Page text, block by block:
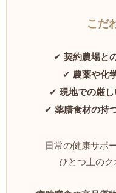
こだ
✔ 契約農場と
✔ 農薬や化
✔ 現地での厳
✔ 薬膳食材の持
日常の健康サポ
ひとつ上のク